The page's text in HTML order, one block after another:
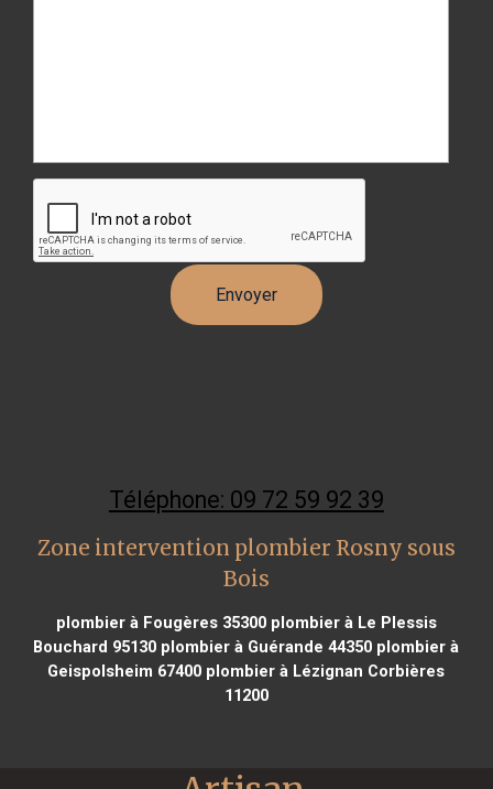
Téléphone: 09 72 59 92 39
Zone intervention plombier Rosny sous
Bois
plombier à Fougères 35300plombier à Le Plessis
Bouchard 95130 plombier à Guérande 44350 plombier à
Geispolsheim 67400 plombier à Lézignan Corbières
11200